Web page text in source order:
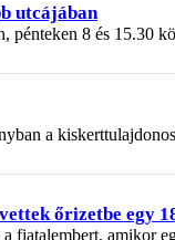
utcájában
8 és 15.30
a
őrizetbe egy
fiatalembert, amikor